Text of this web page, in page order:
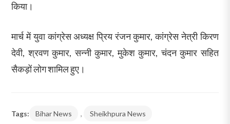
किया।
मार्च में युवा कांग्रेस अध्यक्ष प्रिय रंजन कुमार, कांग्रेस नेत्री किरण
देवी, श्रवण कुमार, सन्नी कुमार, मुकेश कुमार, चंदन कुमार सहित
सैकड़ों लोग शामिल हुए।
Tags: Bihar News , Sheikhpura News